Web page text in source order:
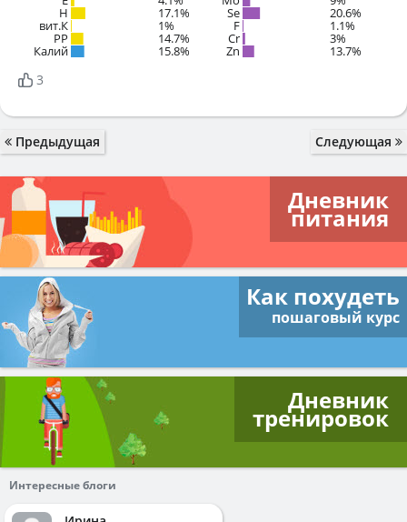
H 17.1%
вит.К 1%
PP 14.7%
Калий 15.8%
Se 20.6%
F 1.1%
Cr 3%
Zn 13.7%
3
Предыдущая Следующая
Дневник
питания
Как похудеть
пошаговый курс
Дневник
тренировок
Интересные блоги